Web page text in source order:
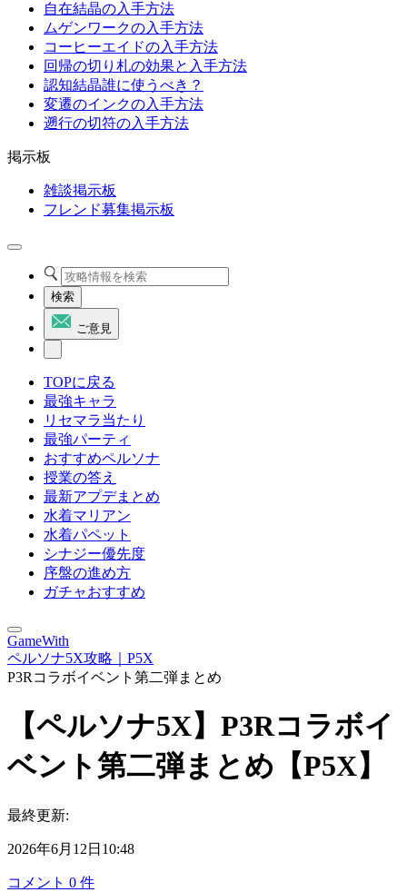
自在結晶の入手方法
ムゲンワークの入手方法
コーヒーエイドの入手方法
回帰の切り札の効果と入手方法
認知結晶誰に使うべき？
変遷のインクの入手方法
遡行の切符の入手方法
掲示板
雑談掲示板
フレンド募集掲示板
検索
ご意見
TOPに戻る
最強キャラ
リセマラ当たり
最強パーティ
おすすめペルソナ
授業の答え
最新アプデまとめ
水着マリアン
水着パペット
シナジー優先度
序盤の進め方
ガチャおすすめ
GameWith
ペルソナ5X攻略｜P5X
P3Rコラボイベント第二弾まとめ
【ペルソナ5X】P3Rコラボイ
ベント第二弾まとめ【P5X】
最終更新:
2026年6月12日10:48
コメント 0 件